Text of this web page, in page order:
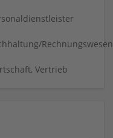
Rechnungswesen
Vertrieb